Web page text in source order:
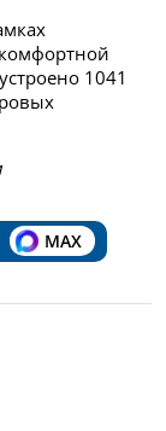
1041
MAX